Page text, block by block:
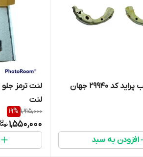
لنت ترمز عقب پراید کد 29940 جهان
افزودن به سبد
لنت
1,915,000
19%
1,550,000